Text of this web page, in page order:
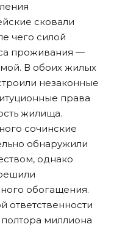
сковали
чего силой
проживания —
В обоих жилых
незаконные
права
жилища.
сочинские
обнаружили
однако
обогащения.
ответственности
миллиона